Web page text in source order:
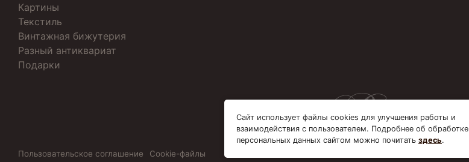
Картины
Текстиль
Винтажная бижутерия
Разный антиквариат
Подарки
Пользовательское соглашение Cookie-файлы
Сайт использует файлы cookies для улучшения работы и
взаимодействия с пользователем. Подробнее об обработке
персональных данных сайтом можно почитать здесь.